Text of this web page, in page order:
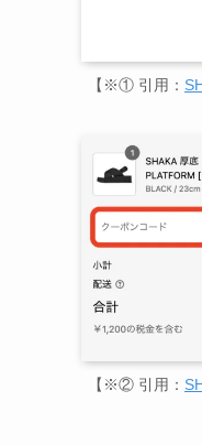
【※① 引用：
【※② 引用：